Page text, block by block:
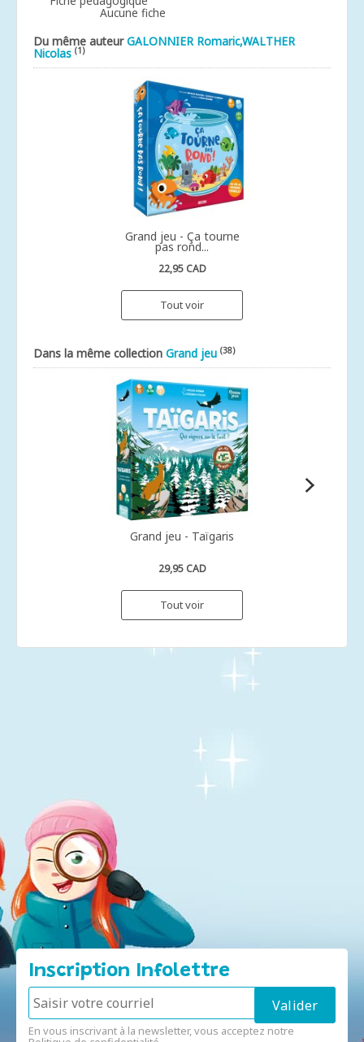
Aucune fiche
Du même auteurGALONNIER Romaric,WALTHER
Nicolas (1)
Grand jeu - Ça tourne
pas rond...
22,95 CAD
Tout voir
Dans la même collection Grand jeu (38)
Grand jeu - Taïgaris
29,95 CAD
Tout voir
Inscription Infolettre
En vous inscrivant à la newsletter, vous acceptez notre